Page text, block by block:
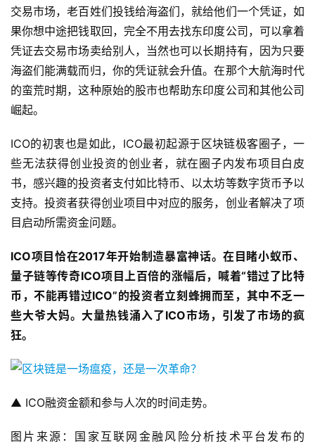
交易市场，老百姓们投钱给海盗们，就给他们一个凭证，如
果你想中途把钱取回，完全不用去找东印度公司，可以拿着
凭证去交易市场卖给别人，当然也可以长期持有，因为只要
海盗们能满载而归，你的凭证就会升值。在那个大航海时代
的蛮荒时期，这种原始的股市也帮助东印度公司和其他公司
崛起。
ICO的初衷也是如此，ICO最初起源于区块链极客圈子，一
些无法获得创业投资的创业者，就在圈子内发布项目白皮
书，感兴趣的投资者支付如比特币、以太坊等数字货币予以
支持。投资者获得创业项目中对应的服务，创业者解决了项
目启动所需资金问题。
ICO项目恰在2017年开始制造暴富神话。在目睹小蚁币、
量子链等传奇ICO项目上百倍的涨幅后，喊着“错过了比特
币，不能再错过ICO”的投资者立刻蜂拥而至，其中不乏一
些大爷大妈。大量热钱涌入了ICO市场，引发了市场的疯
狂。
▲ ICO融资金额和参与人次的时间走势。
图片来源：国家互联网金融风险分析技术平台发布的